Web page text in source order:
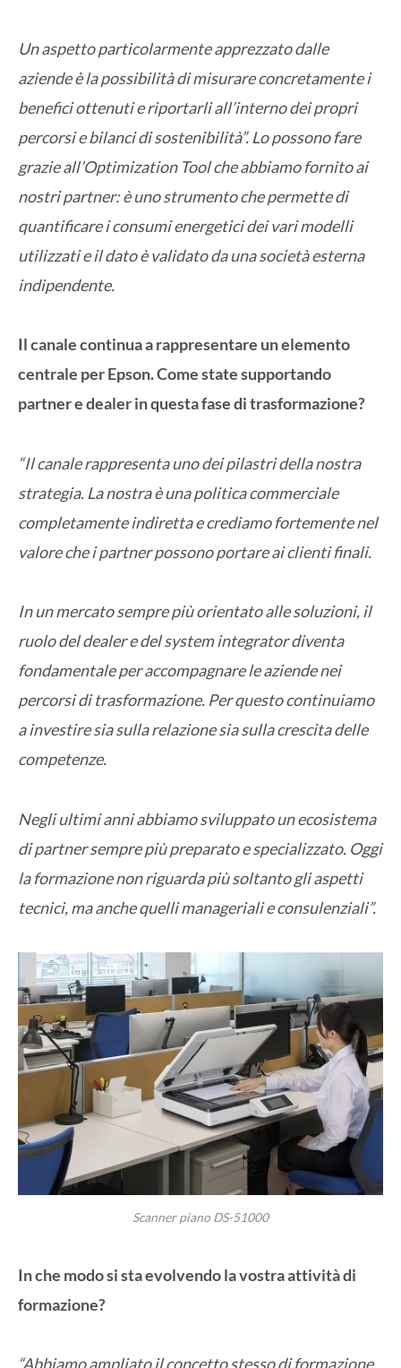
Un aspetto particolarmente apprezzato dalle
aziende è la possibilità di misurare concretamente i
benefici ottenuti e riportarli all’interno dei propri
percorsi e bilanci di sostenibilità”. Lo possono fare
grazie all’Optimization Tool che abbiamo fornito ai
nostri partner: è uno strumento che permette di
quantificare i consumi energetici dei vari modelli
utilizzati e il dato è validato da una società esterna
indipendente.
Il canale continua a rappresentare un elemento
centrale per Epson. Come state supportando
partner e dealer in questa fase di trasformazione?
“Il canale rappresenta uno dei pilastri della nostra
strategia. La nostra è una politica commerciale
completamente indiretta e crediamo fortemente nel
valore che i partner possono portare ai clienti finali.
In un mercato sempre più orientato alle soluzioni, il
ruolo del dealer e del system integrator diventa
fondamentale per accompagnare le aziende nei
percorsi di trasformazione. Per questo continuiamo
a investire sia sulla relazione sia sulla crescita delle
competenze.
Negli ultimi anni abbiamo sviluppato un ecosistema
di partner sempre più preparato e specializzato. Oggi
la formazione non riguarda più soltanto gli aspetti
tecnici, ma anche quelli manageriali e consulenziali”.
Scanner piano DS-51000
In che modo si sta evolvendo la vostra attività di
formazione?
“Abbiamo ampliato il concetto stesso di formazione.